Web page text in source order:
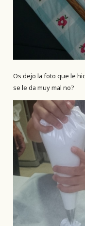
Os dejo la foto que le
se le da muy mal no?